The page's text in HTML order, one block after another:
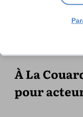
À La
pour